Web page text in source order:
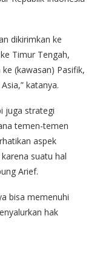
dikirimkan ke
Timur Tengah,
(kawasan) Pasifik,
katanya.
juga strategi
temen-temen
aspek
suatu hal
Arief.
bisa memenuhi
hak